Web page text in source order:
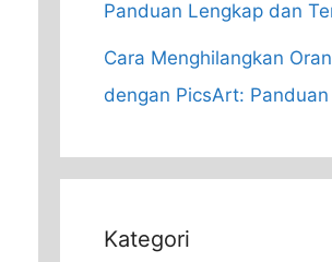
Panduan Lengkap dan
Cara Menghilangkan
dengan PicsArt:
Kategori